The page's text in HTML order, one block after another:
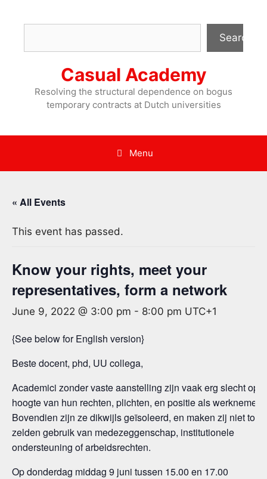
Search
Casual Academy
Resolving the structural dependence on bogus
temporary contracts at Dutch universities
Menu
« All Events
This event has passed.
Know your rights, meet your
representatives, form a network
June 9, 2022 @ 3:00 pm - 8:00 pm UTC+1
{See below for English version}
Beste docent, phd, UU collega,
Academici zonder vaste aanstelling zijn vaak erg slecht op
hoogte van hun rechten, plichten, en positie als werknemer.
Bovendien zijn ze dikwijls geïsoleerd, en maken zij niet tot
zelden gebruik van medezeggenschap, institutionele
ondersteuning of arbeidsrechten.
Op donderdag middag 9 juni tussen 15.00 en 17.00